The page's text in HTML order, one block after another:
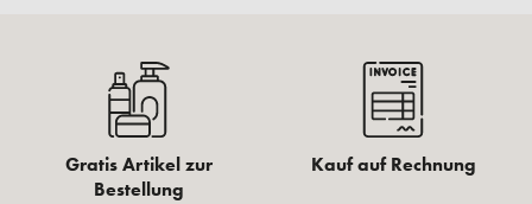
Gratis Artikel zur
Bestellung
Kauf auf Rechnung